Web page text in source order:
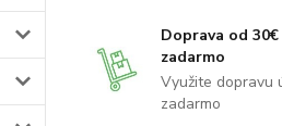
Doprava od 30€
zadarmo
Využite dopravu
zadarmo